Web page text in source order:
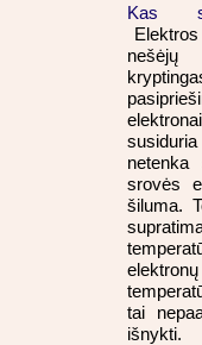
Kas
nešėjų
netenka
srovės
šiluma.
tai
išnykti.